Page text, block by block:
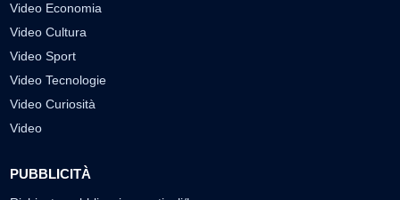
Video Economia
Video Cultura
Video Sport
Video Tecnologie
Video Curiosità
Video
PUBBLICITÀ